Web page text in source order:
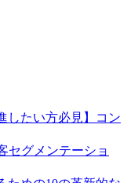
したい方必見】コン
セグメンテーショ